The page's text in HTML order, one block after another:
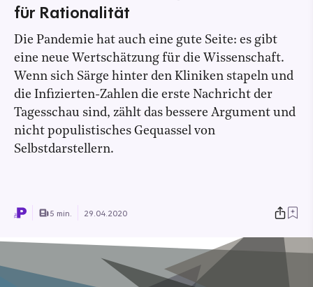
für Rationalität
Die Pandemie hat auch eine gute Seite: es gibt
eine neue Wertschätzung für die Wissenschaft.
Wenn sich Särge hinter den Kliniken stapeln und
die Infizierten-Zahlen die erste Nachricht der
Tagesschau sind, zählt das bessere Argument und
nicht populistisches Gequassel von
Selbstdarstellern.
5 min. 29.04.2020